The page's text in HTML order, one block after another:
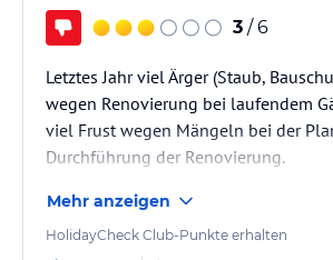
Gastronomie im Hotel
Eine leckere, abwechslungsreiche und
mit großer Zuneigung.
Restaurant – Buffet.
Frühstück, Mittagessen und Abendessen.
Kanarische und internationale Küche.
Live-Küche und Themenabende.
Restaurant a la carte
Gastronomische Spezialitäten und eine
3 / 6
Letztes Jahr viel Ärger (Staub,
wegen Renovierung bei laufendem
viel Frust wegen Mängeln bei der
Durchführung der Renovierung.
Mehr anzeigen
HolidayCheck Club-Punkte erhalten